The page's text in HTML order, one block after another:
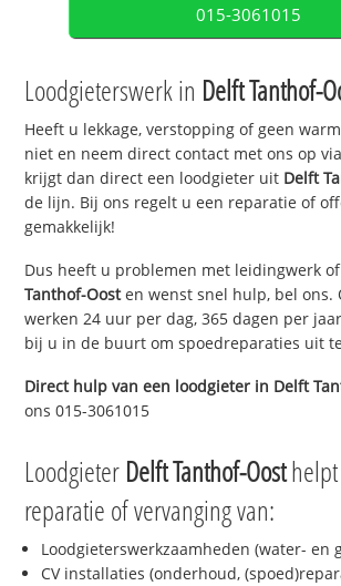
015-3061015
Loodgieterswerk in Delft Tanthof-
Heeft u lekkage, verstopping of geen
niet en neem direct contact met ons op
krijgt dan direct een loodgieter uit Delft
de lijn. Bij ons regelt u een reparatie of
gemakkelijk!
Dus heeft u problemen met leidingwerk
Tanthof-Oosten wenst snel hulp, bel ons.
werken 24 uur per dag, 365 dagen per
bij u in de buurt om spoedreparaties uit
Direct hulp van een loodgieter in Delft
ons 015-3061015
Loodgieter Delft Tanthof-Oosthelpt
reparatie of vervanging van:
Loodgieterswerkzaamheden (water- en
CV installaties (onderhoud,